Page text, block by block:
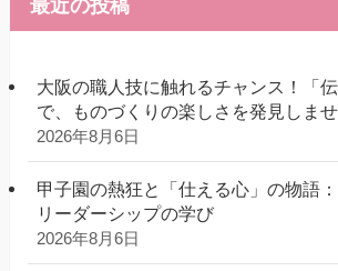
最近の投稿
大阪の職人技に触れるチャンス！「伝
で、ものづくりの楽しさを発見しま
2026年8月6日
甲子園の熱狂と「仕える心」の物語
リーダーシップの学び
2026年8月6日